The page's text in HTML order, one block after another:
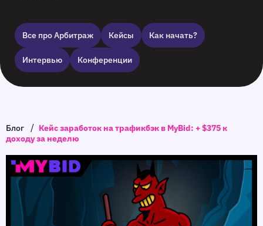
Все про Арбитраж Кейсы Как начать?
Интервью Конференции
Блог / Кейс заработок на трафикбэк в MyBid: + $375 к
доходу за неделю